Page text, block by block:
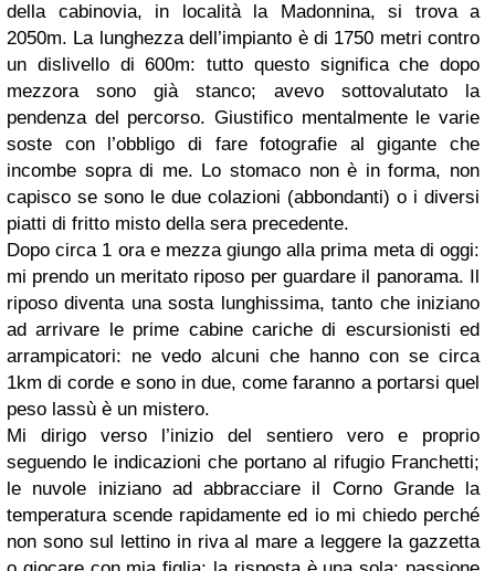
della cabinovia, in località la Madonnina, si trova a
2050m. La lunghezza dell’impianto è di 1750 metri contro
un dislivello di 600m: tutto questo significa che dopo
mezzora sono già stanco; avevo sottovalutato la
pendenza del percorso. Giustifico mentalmente le varie
soste con l’obbligo di fare fotografie al gigante che
incombe sopra di me. Lo stomaco non è in forma, non
capisco se sono le due colazioni (abbondanti) o i diversi
piatti di fritto misto della sera precedente.
Dopo circa 1 ora e mezza giungo alla prima meta di oggi:
mi prendo un meritato riposo per guardare il panorama. Il
riposo diventa una sosta lunghissima, tanto che iniziano
ad arrivare le prime cabine cariche di escursionisti ed
arrampicatori: ne vedo alcuni che hanno con se circa
1km di corde e sono in due, come faranno a portarsi quel
peso lassù è un mistero.
Mi dirigo verso l’inizio del sentiero vero e proprio
seguendo le indicazioni che portano al rifugio Franchetti;
le nuvole iniziano ad abbracciare il Corno Grande la
temperatura scende rapidamente ed io mi chiedo perché
non sono sul lettino in riva al mare a leggere la gazzetta